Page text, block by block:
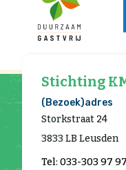
Stichting
(Bezoek)adres
Storkstraat 24
3833 LB Leusden
Tel: 033-303 97 97